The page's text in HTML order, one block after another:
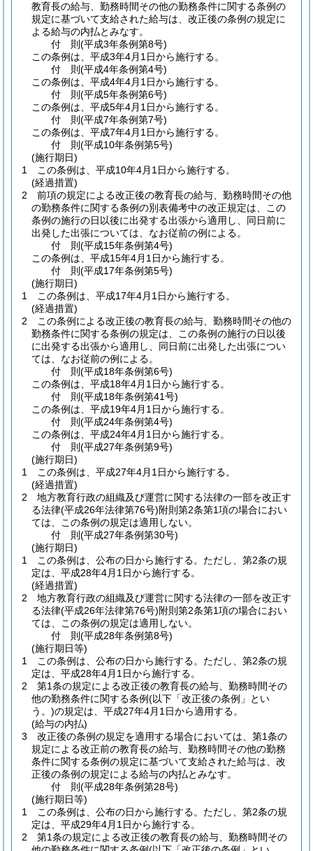
教育長の給与、勤務時間その他の勤務条件に関する条例の
規定に基づいて支給された給与は、改正後の条例の規定に
よる給与の内払とみなす。
付 則(平成3年条例第8号)
この条例は、平成3年4月1日から施行する。
付 則(平成4年条例第4号)
この条例は、平成4年4月1日から施行する。
付 則(平成5年条例第6号)
この条例は、平成5年4月1日から施行する。
付 則(平成7年条例第7号)
この条例は、平成7年4月1日から施行する。
付 則(平成10年条例第5号)
(施行期日)
1
この条例は、平成10年4月1日から施行する。
(経過措置)
2
前項の規定による改正後の教育長の給与、勤務時間その他
の勤務条件に関する条例の別表備考中の改正規定は、この
条例の施行の日以後に出発する出張から適用し、同日前に
出発した出張については、なお従前の例による。
付 則(平成15年条例第4号)
この条例は、平成15年4月1日から施行する。
付 則(平成17年条例第5号)
(施行期日)
1
この条例は、平成17年4月1日から施行する。
(経過措置)
2
この条例による改正後の教育長の給与、勤務時間その他の
勤務条件に関する条例の規定は、この条例の施行の日以後
に出発する出張から適用し、同日前に出発した出張につい
ては、なお従前の例による。
付 則(平成18年条例第6号)
この条例は、平成18年4月1日から施行する。
付 則(平成18年条例第41号)
この条例は、平成19年4月1日から施行する。
付 則(平成24年条例第4号)
この条例は、平成24年4月1日から施行する。
付 則(平成27年条例第9号)
(施行期日)
1
この条例は、平成27年4月1日から施行する。
(経過措置)
2
地方教育行政の組織及び運営に関する法律の一部を改正す
る法律(平成26年法律第76号)附則第2条第1項の場合におい
ては、この条例の規定は適用しない。
付 則(平成27年条例第30号)
(施行期日)
1
この条例は、公布の日から施行する。 ただし、第2条の規
定は、平成28年4月1日から施行する。
(経過措置)
2
地方教育行政の組織及び運営に関する法律の一部を改正す
る法律(平成26年法律第76号)附則第2条第1項の場合におい
ては、この条例の規定は適用しない。
付 則(平成28年条例第8号)
(施行期日等)
1
この条例は、公布の日から施行する。 ただし、第2条の規
定は、平成28年4月1日から施行する。
2
第1条の規定による改正後の教育長の給与、勤務時間その
他の勤務条件に関する条例(以下「改正後の条例」とい
う。)の規定は、平成27年4月1日から適用する。
(給与の内払)
3
改正後の条例の規定を適用する場合においては、第1条の
規定による改正前の教育長の給与、勤務時間その他の勤務
条件に関する条例の規定に基づいて支給された給与は、改
正後の条例の規定による給与の内払とみなす。
付 則(平成28年条例第28号)
(施行期日等)
1
この条例は、公布の日から施行する。 ただし、第2条の規
定は、平成29年4月1日から施行する。
2
第1条の規定による改正後の教育長の給与、勤務時間その